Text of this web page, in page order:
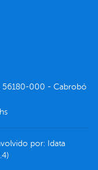
56180-000 - Cabrobó
por:
Idata